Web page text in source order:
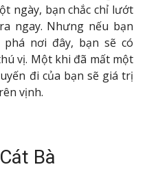
ngày, bạn chắc chỉ lướt
ngay. Nhưng nếu bạn
nơi đây, bạn sẽ có
vị. Một khi đã mất một
đi của bạn sẽ giá trị
vịnh.
Bà